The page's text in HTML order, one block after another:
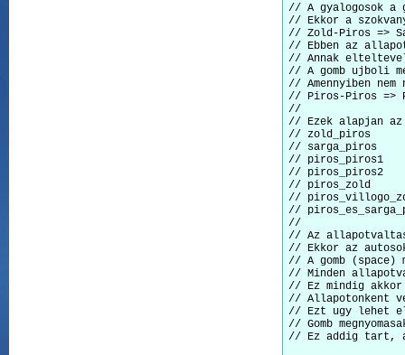
// A gyalogosok a
// Ekkor a
// Zold-Piros =>
// Ebben az
// Annak
// A gomb ujboli
// Amennyiben
// Piros-Piros =>
//
// Ezek alapjan
// zold_piros
// sarga_piros
// piros_piros1
// piros_piros2
// piros_zold
//
//
//
// Az
// Ekkor az
// A gomb (space)
// Minden
// Ez mindig
// Allapotonkent
// Ezt ugy lehet
// Gomb
// Ez addig tart,